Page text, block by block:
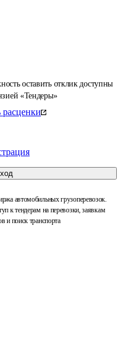
оставить отклик доступны
«Тендеры»
расценки
автомобильных грузоперевозок.
к тендерам на перевозки, заявкам
и поиск транспорта